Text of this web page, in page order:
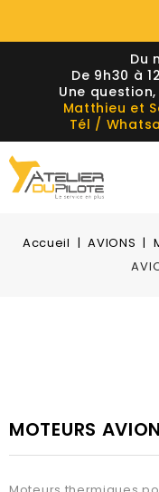
Du
De 9h30 à
Une
Matthieu et
Tél /
Accueil AVIONS
MOTEURS